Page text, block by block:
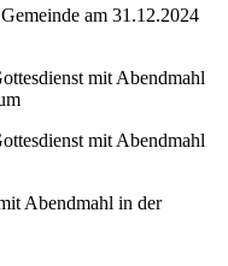
am 31.12.2024
mit Abendmahl
mit Abendmahl
Abendmahl in der